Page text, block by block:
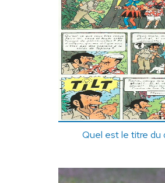
Quel est le titre du